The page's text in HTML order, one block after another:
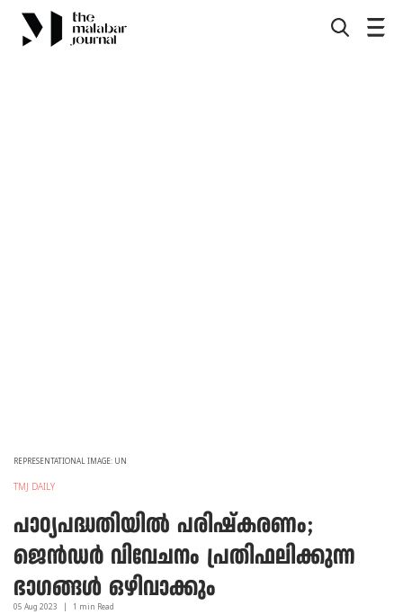
REPRESENTATIONAL IMAGE: UN
TMJ DAILY
പാഠ്യപദ്ധതിയില്‍ പരിഷ്‌കരണം;
ജെന്‍ഡര്‍ വിവേചനം പ്രതിഫലിക്കുന്ന
ഭാഗങ്ങള്‍ ഒഴിവാക്കും
05 Aug 2023 1 min Read